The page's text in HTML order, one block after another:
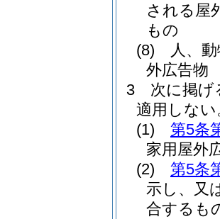
される屋
もの
(8)
人、
外広告物
3
次に掲げ
適用しない
(1)
第5条
家用屋外
(2)
第5条
示し、又
合するも